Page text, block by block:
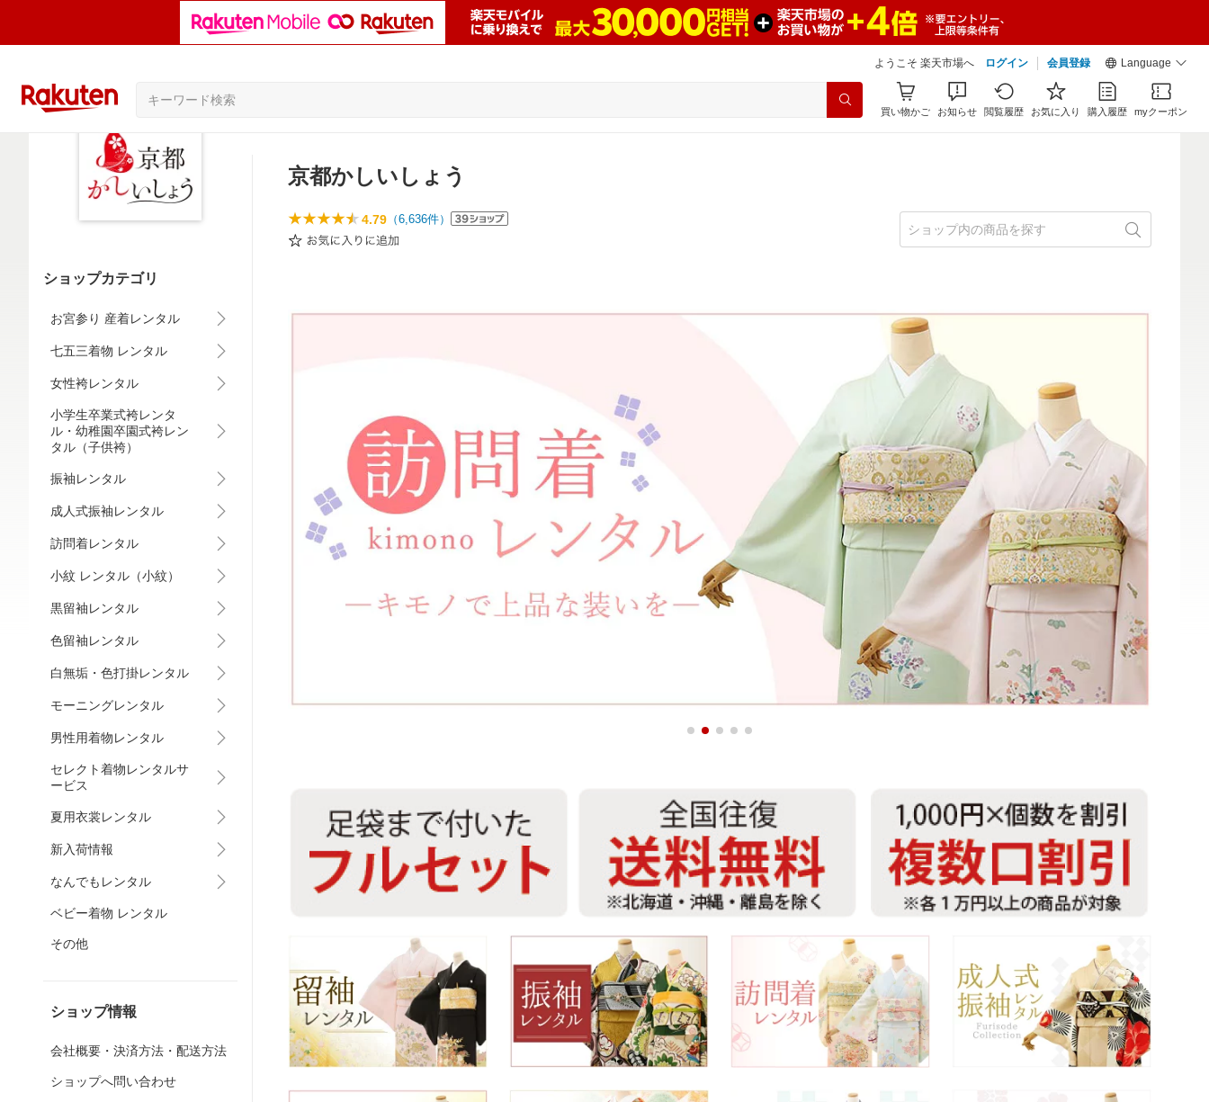
ようこそ 楽天市場へ ログイン 会員登録 Language
買い物かご お知らせ 閲覧履歴 お気に入り 購入履歴 myクーポン
ショップカテゴリ
お宮参り 産着レンタル
七五三着物 レンタル
女性袴レンタル
小学生卒業式袴レンタ
ル・幼稚園卒園式袴レン
タル（子供袴）
振袖レンタル
成人式振袖レンタル
訪問着レンタル
小紋 レンタル（小紋）
黒留袖レンタル
色留袖レンタル
白無垢・色打掛レンタル
モーニングレンタル
男性用着物レンタル
セレクト着物レンタルサ
ービス
夏用衣裳レンタル
新入荷情報
なんでもレンタル
ベビー着物 レンタル
その他
ショップ情報
会社概要・決済方法・配送方法
ショップへ問い合わせ
京都かしいしょう
4.79 （6,636件）